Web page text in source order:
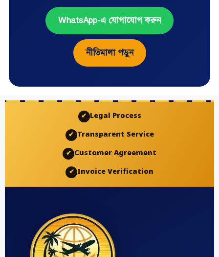
WhatsApp-এ যোগাযোগ করুন
নীতিমালা পড়ুন
✔ Legal Process
✔ Transparent Service
✔ Customer Agreement
✔ Invoice Verification